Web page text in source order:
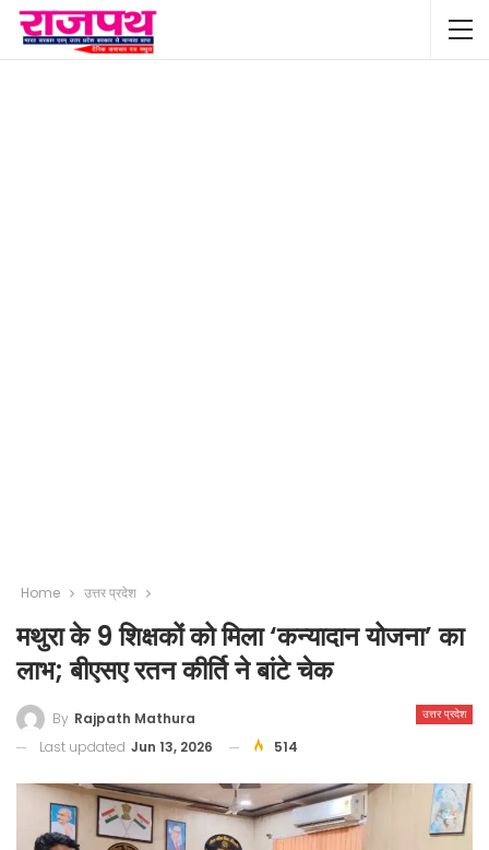
Home उत्तर प्रदेश
मथुरा के 9 शिक्षकों को मिला ‘कन्यादान योजना’ का
लाभ; बीएसए रतन कीर्ति ने बांटे चेक
उत्तर प्रदेश
By Rajpath Mathura
Last updated Jun 13, 2026 514